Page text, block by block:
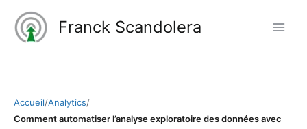
contenu
Franck Scandolera
Accueil/Analytics/
Comment automatiser l’analyse exploratoire des données avec